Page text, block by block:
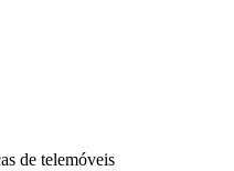
de telemóveis